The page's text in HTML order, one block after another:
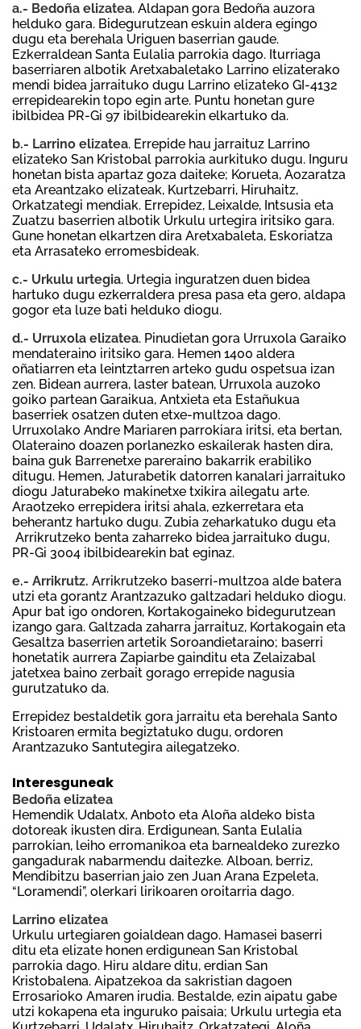
a.- Bedoña elizatea. Aldapan gora Bedoña auzora
helduko gara. Bidegurutzean eskuin aldera egingo
dugu eta berehala Uriguen baserrian gaude.
Ezkerraldean Santa Eulalia parrokia dago. Iturriaga
baserriaren albotik Aretxabaletako Larrino elizaterako
mendi bidea jarraituko dugu Larrino elizateko GI-4132
errepidearekin topo egin arte. Puntu honetan gure
ibilbidea PR-Gi 97 ibilbidearekin elkartuko da.
b.- Larrino elizatea. Errepide hau jarraituz Larrino
elizateko San Kristobal parrokia aurkituko dugu. Inguru
honetan bista apartaz goza daiteke; Korueta, Aozaratza
eta Areantzako elizateak, Kurtzebarri, Hiruhaitz,
Orkatzategi mendiak. Errepidez, Leixalde, Intsusia eta
Zuatzu baserrien albotik Urkulu urtegira iritsiko gara.
Gune honetan elkartzen dira Aretxabaleta, Eskoriatza
eta Arrasateko erromesbideak.
c.- Urkulu urtegia. Urtegia inguratzen duen bidea
hartuko dugu ezkerraldera presa pasa eta gero, aldapa
gogor eta luze bati helduko diogu.
d.- Urruxola elizatea. Pinudietan gora Urruxola Garaiko
mendateraino iritsiko gara. Hemen 1400 aldera
oñatiarren eta leintztarren arteko gudu ospetsua izan
zen. Bidean aurrera, laster batean, Urruxola auzoko
goiko partean Garaikua, Antxieta eta Estañukua
baserriek osatzen duten etxe-multzoa dago.
Urruxolako Andre Mariaren parrokiara iritsi, eta bertan,
Olateraino doazen porlanezko eskailerak hasten dira,
baina guk Barrenetxe pareraino bakarrik erabiliko
ditugu. Hemen, Jaturabetik datorren kanalari jarraituko
diogu Jaturabeko makinetxe txikira ailegatu arte.
Araotzeko errepidera iritsi ahala, ezkerretara eta
beherantz hartuko dugu. Zubia zeharkatuko dugu eta
Arrikrutzeko benta zaharreko bidea jarraituko dugu,
PR-Gi 3004 ibilbidearekin bat eginaz.
e.- Arrikrutz. Arrikrutzeko baserri-multzoa alde batera
utzi eta gorantz Arantzazuko galtzadari helduko diogu.
Apur bat igo ondoren, Kortakogaineko bidegurutzean
izango gara. Galtzada zaharra jarraituz, Kortakogain eta
Gesaltza baserrien artetik Soroandietaraino; baserri
honetatik aurrera Zapiarbe gainditu eta Zelaizabal
jatetxea baino zerbait gorago errepide nagusia
gurutzatuko da.
Errepidez bestaldetik gora jarraitu eta berehala Santo
Kristoaren ermita begiztatuko dugu, ordoren
Arantzazuko Santutegira ailegatzeko.
Interesguneak
Bedoña elizatea
Hemendik Udalatx, Anboto eta Aloña aldeko bista
dotoreak ikusten dira. Erdigunean, Santa Eulalia
parrokian, leiho erromanikoa eta barnealdeko zurezko
gangadurak nabarmendu daitezke. Alboan, berriz,
Mendibitzu baserrian jaio zen Juan Arana Ezpeleta,
“Loramendi”, olerkari lirikoaren oroitarria dago.
Larrino elizatea
Urkulu urtegiaren goialdean dago. Hamasei baserri
ditu eta elizate honen erdigunean San Kristobal
parrokia dago. Hiru aldare ditu, erdian San
Kristobalena. Aipatzekoa da sakristian dagoen
Errosarioko Amaren irudia. Bestalde, ezin aipatu gabe
utzi kokapena eta inguruko paisaia; Urkulu urtegia eta